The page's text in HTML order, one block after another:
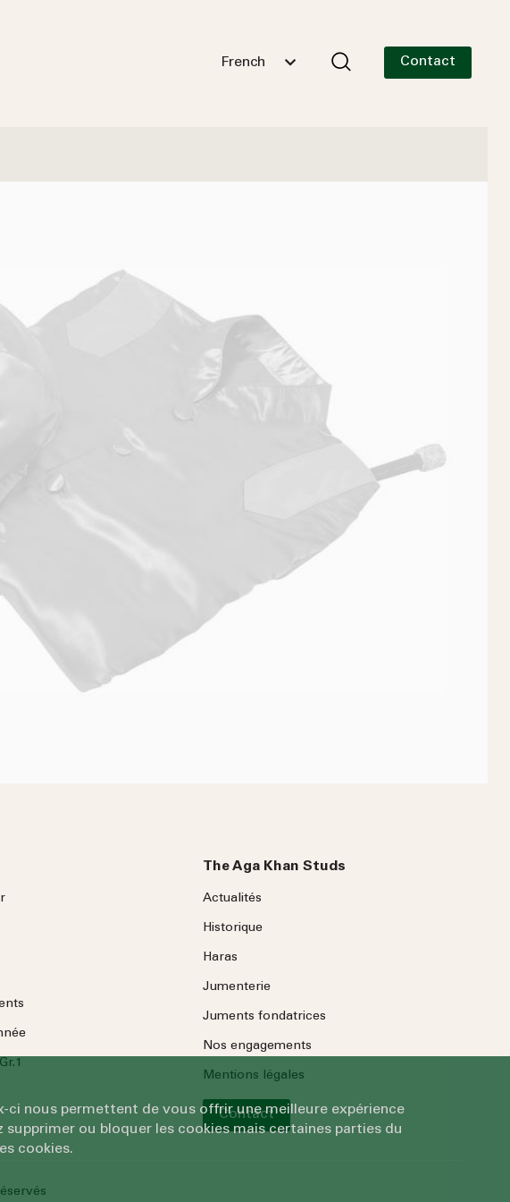
French Contact
The Aga Khan Studs
Actualités
Historique
Haras
Jumenterie
Juments fondatrices
Nos engagements
Mentions légales
Contact
nous permettent de vous offrir une meilleure expérience
ou bloquer les cookies mais certaines parties du
cookies.